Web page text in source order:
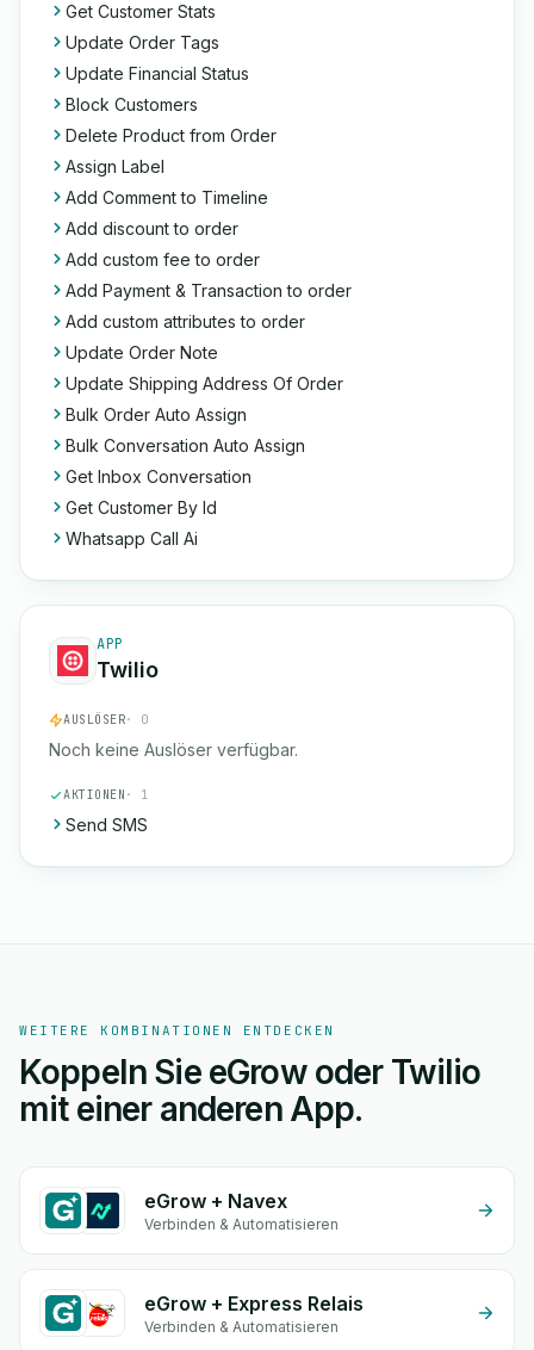
Get Customer Stats
Update Order Tags
Update Financial Status
Block Customers
Delete Product from Order
Assign Label
Add Comment to Timeline
Add discount to order
Add custom fee to order
Add Payment & Transaction to order
Add custom attributes to order
Update Order Note
Update Shipping Address Of Order
Bulk Order Auto Assign
Bulk Conversation Auto Assign
Get Inbox Conversation
Get Customer By Id
Whatsapp Call Ai
APP
Twilio
AUSLÖSER· 0
Noch keine Auslöser verfügbar.
AKTIONEN · 1
Send SMS
WEITERE KOMBINATIONEN ENTDECKEN
Koppeln Sie eGrow oder Twilio
mit einer anderen App.
eGrow + Navex
Verbinden & Automatisieren
eGrow + Express Relais
Verbinden & Automatisieren